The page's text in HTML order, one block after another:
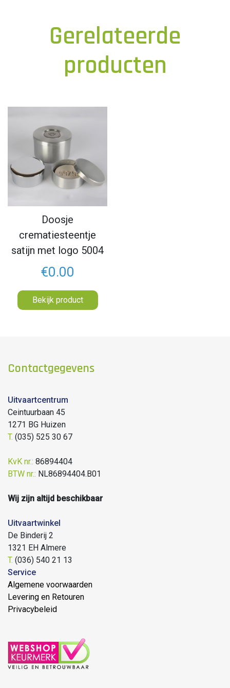
Gerelateerde
producten
Doosje
crematiesteentje
satijn met logo 5004
€0.00
Bekijk product
Contactgegevens
Uitvaartcentrum
Ceintuurbaan 45
1271 BG Huizen
T. (035) 525 30 67
KvK nr.: 86894404
BTW nr.: NL86894404.B01
Wij zijn altijd beschikbaar
Uitvaartwinkel
De Binderij 2
1321 EH Almere
T. (036) 540 21 13
Service
Algemene voorwaarden
Levering en Retouren
Privacybeleid